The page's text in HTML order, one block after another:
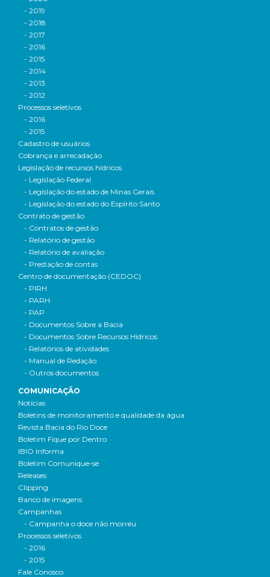
- 2019
- 2018
- 2017
- 2016
- 2015
- 2014
- 2013
- 2012
Processos seletivos
- 2016
- 2015
Cadastro de usuários
Cobrança e arrecadação
Legislação de recursos hídricos
- Legislação Federal
- Legislação do estado de Minas Gerais
- Legislação do estado do Espírito Santo
Contrato de gestão
- Contratos de gestão
- Relatório de gestão
- Relatório de avaliação
- Prestação de contas
Centro de documentação (CEDOC)
- PIRH
- PARH
- PAP
- Documentos Sobre a Bacia
- Documentos Sobre Recursos Hídricos
- Relatórios de atividades
- Manual de Redação
- Outros documentos
COMUNICAÇÃO
Notícias
Boletins de monitoramento e qualidade da água
Revista Bacia do Rio Doce
Boletim Fique por Dentro
IBIO Informa
Boletim Comunique-se
Releases
Clipping
Banco de imagens
Campanhas
- Campanha o doce não morreu
Processos seletivos
- 2016
- 2015
Fale Conosco